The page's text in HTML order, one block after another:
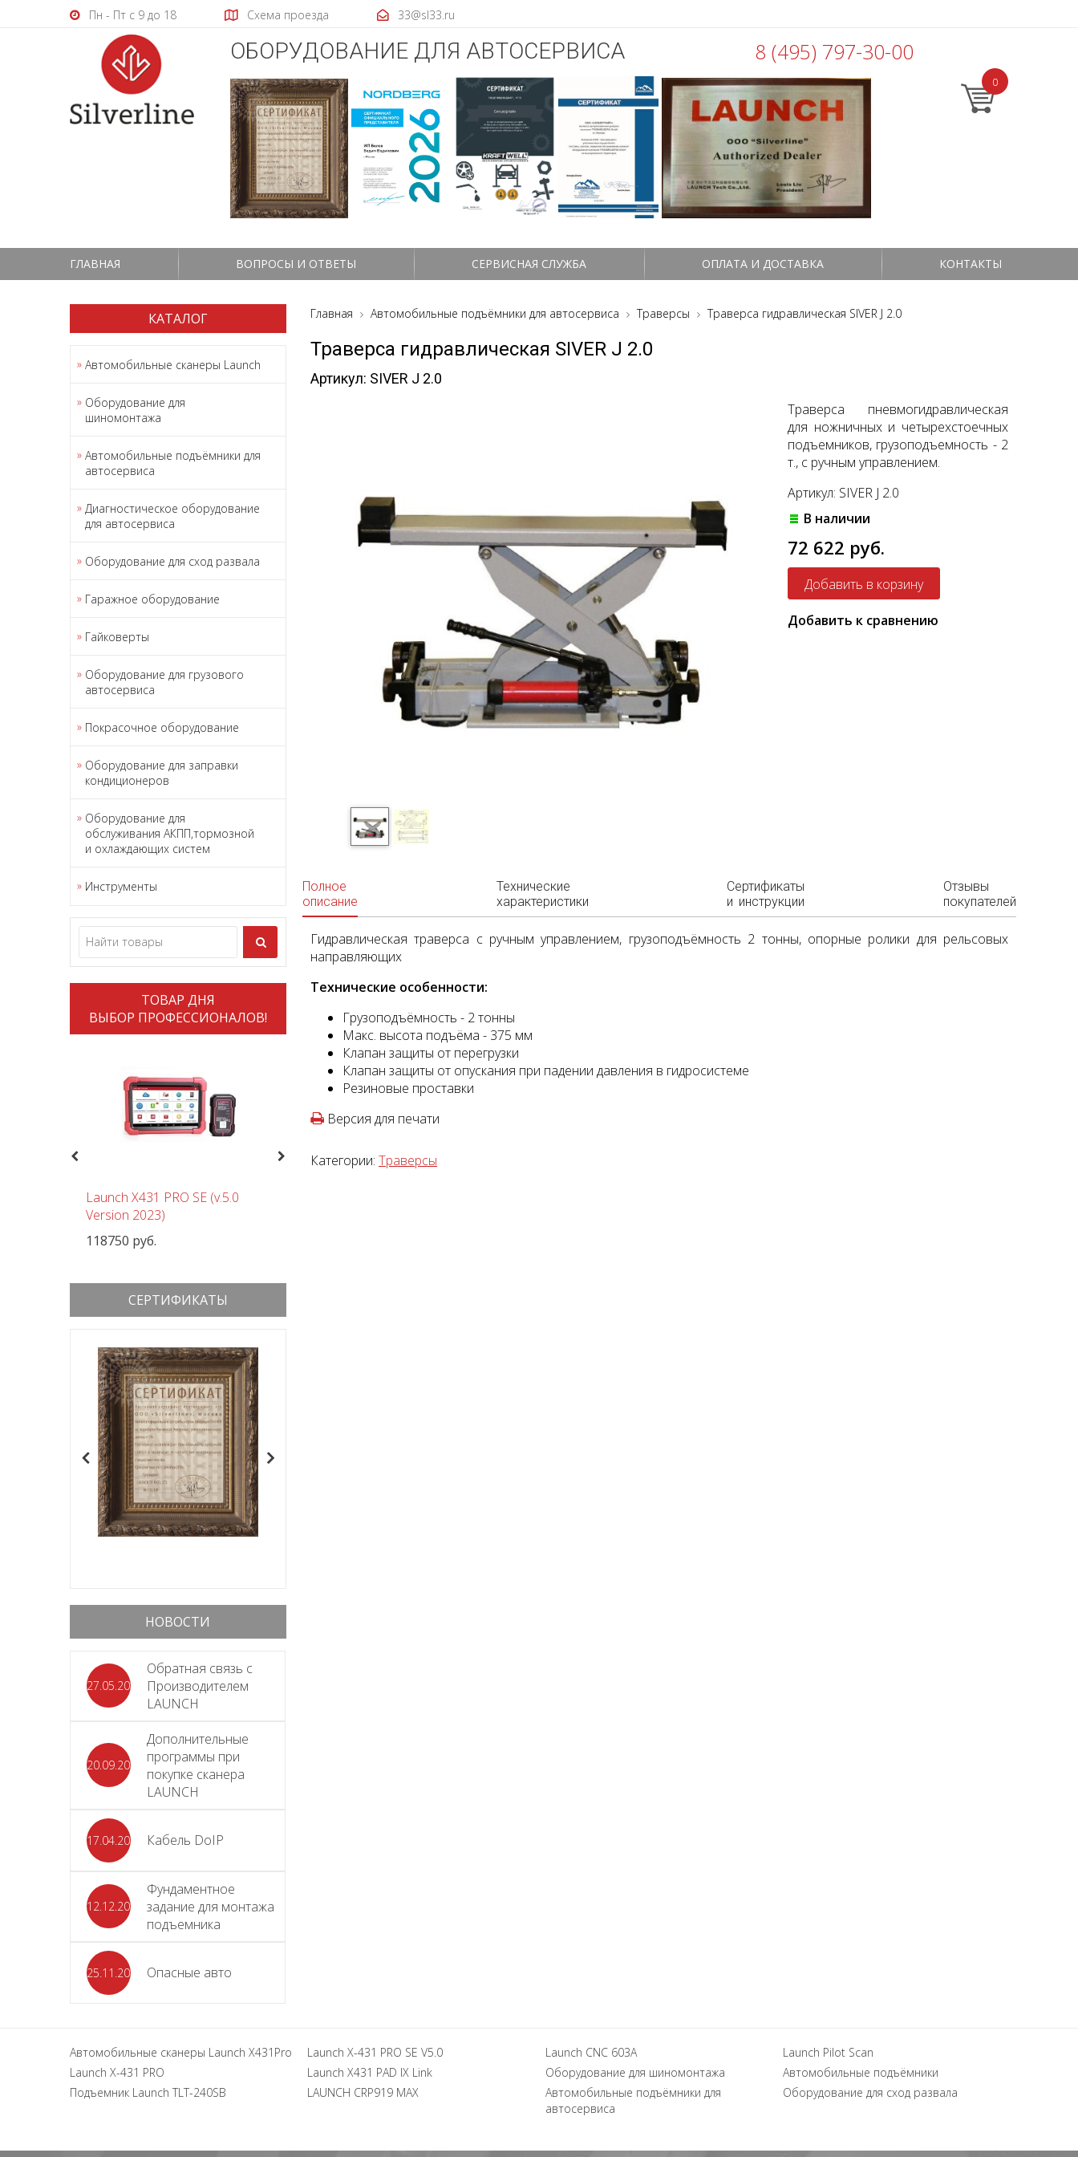
Пн - Пт с 9 до 18 Схема проезда 33@sl33.ru
0
ОБОРУДОВАНИЕ ДЛЯ АВТОСЕРВИСА 8 (495) 797-30-00
ГЛАВНАЯ ВОПРОСЫ И ОТВЕТЫ СЕРВИСНАЯ СЛУЖБА ОПЛАТА И ДОСТАВКА КОНТАКТЫ
КАТАЛОГ
Автомобильные сканеры Launch
Оборудование для
шиномонтажа
Автомобильные подъёмники для
автосервиса
Диагностическое оборудование
для автосервиса
Оборудование для сход развала
Гаражное оборудование
Гайковерты
Оборудование для грузового
автосервиса
Покрасочное оборудование
Оборудование для заправки
кондиционеров
Оборудование для
обслуживания АКПП,тормозной
и охлаждающих систем
Инструменты
ТОВАР ДНЯ
ВЫБОР ПРОФЕССИОНАЛОВ!
Previous
Launch X431 PRO SE (v.5.0
Version 2023)
118750 руб.
Next
СЕРТИФИКАТЫ
НОВОСТИ
27.05.2026
Обратная связь с
Производителем
LAUNCH
20.09.2025
Дополнительные
программы при
покупке сканера
LAUNCH
17.04.2024 Кабель DoIP
12.12.2023
Фундаментное
задание для монтажа
подъемника
25.11.2023 Опасные авто
Главная Автомобильные подъёмники для автосервиса Траверсы Траверса гидравлическая SIVER J 2.0
Траверса гидравлическая SIVER J 2.0
Артикул: SIVER J 2.0
Траверса пневмогидравлическая
для ножничных и четырехстоечных
подъемников, грузоподъемность - 2
т., с ручным управлением.
Артикул: SIVER J 2.0
В наличии
72 622 руб.
Добавить к сравнению
Полное
описание
Технические
характеристики
Сертификаты
и инструкции
Отзывы
покупателей
Гидравлическая траверса с ручным управлением, грузоподъёмность 2 тонны, опорные ролики для рельсовых
направляющих
Технические особенности:
Грузоподъёмность - 2 тонны
Макс. высота подъёма - 375 мм
Клапан защиты от перегрузки
Клапан защиты от опускания при падении давления в гидросистеме
Резиновые проставки
Версия для печати
Категории:Траверсы
Автомобильные сканеры Launch X431Pro Launch X-431 PRO SE V5.0 Launch CNC 603A
Launch Pilot Scan
Launch X-431 PRO
Launch X431 PAD IX Link Оборудование для шиномонтажа
Автомобильные подъёмники
Подъемник Launch TLT-240SB
LAUNCH CRP919 MAX
Автомобильные подъёмники для
автосервиса
Оборудование для сход развала